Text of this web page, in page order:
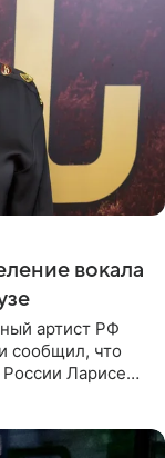
вокала
артист РФ
сообщил, что
Ларисе